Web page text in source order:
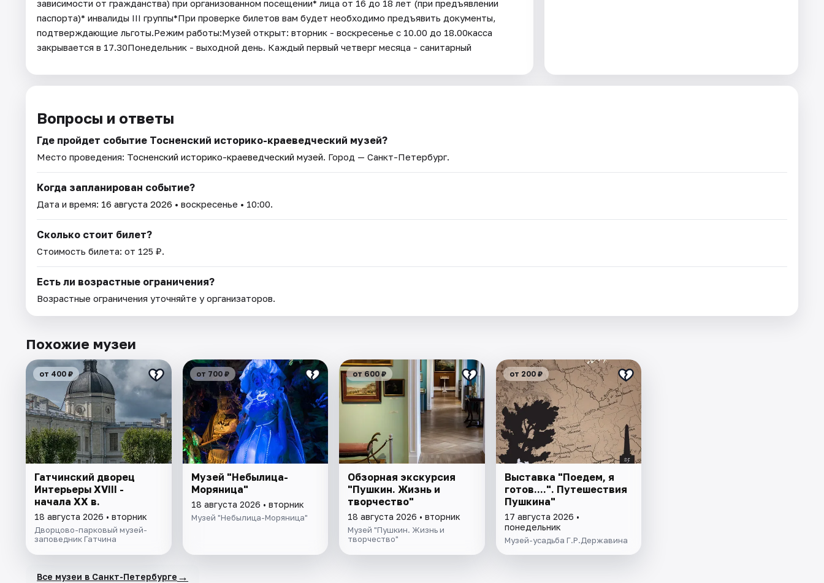
зависимости от гражданства) при организованном посещении* лица от 16 до 18 лет (при предъявлении
паспорта)* инвалиды III группы*При проверке билетов вам будет необходимо предъявить документы,
подтверждающие льготы.Режим работы:Музей открыт: вторник - воскресенье с 10.00 до 18.00касса
закрывается в 17.30Понедельник - выходной день. Каждый первый четверг месяца - санитарный
Вопросы и ответы
Где пройдет событие Тосненский историко-краеведческий музей?
Место проведения: Тосненский историко-краеведческий музей. Город — Санкт-Петербург.
Когда запланирован событие?
Дата и время: 16 августа 2026 • воскресенье • 10:00.
Сколько стоит билет?
Стоимость билета: от 125 ₽.
Есть ли возрастные ограничения?
Возрастные ограничения уточняйте у организаторов.
Похожие музеи
от 400 ₽
Гатчинский дворец
Интерьеры ХVIII -
начала ХХ в.
18 августа 2026 • вторник
Дворцово-парковый музей-
заповедник Гатчина
от 700 ₽
Музей "Небылица-
Моряница"
18 августа 2026 • вторник
Музей "Небылица-Моряница"
от 600 ₽
Обзорная экскурсия
"Пушкин. Жизнь и
творчество"
18 августа 2026 • вторник
Музей "Пушкин. Жизнь и
творчество"
от 200 ₽
Выставка "Поедем, я
готов....". Путешествия
Пушкина"
17 августа 2026 •
понедельник
Музей-усадьба Г.Р.Державина
Все музеи в Санкт-Петербурге →